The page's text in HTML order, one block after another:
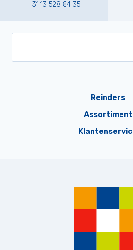
+31 13 528 84 35
Reinders
Assortiment